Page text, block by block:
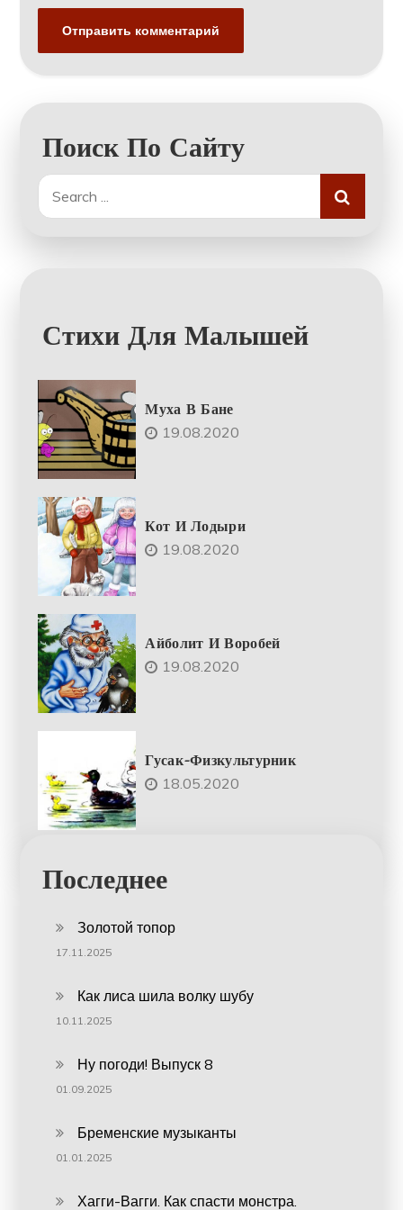
Поиск По Сайту
Search
for:
Стихи Для Малышей
Муха В Бане
19.08.2020
Кот И Лодыри
19.08.2020
Айболит И Воробей
19.08.2020
Гусак-Физкультурник
18.05.2020
Последнее
Золотой топор
17.11.2025
Как лиса шила волку шубу
10.11.2025
Ну погоди! Выпуск 8
01.09.2025
Бременские музыканты
01.01.2025
Хагги-Вагги. Как спасти монстра.